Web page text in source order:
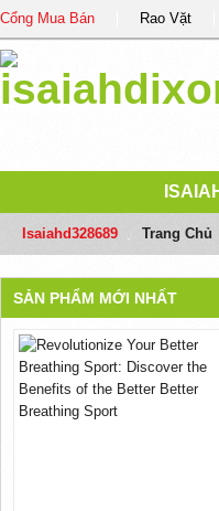
Cổng Mua Bán Rao Vặt
Isaiahd328689 Trang Chủ
SẢN PHẨM MỚI NHẤT